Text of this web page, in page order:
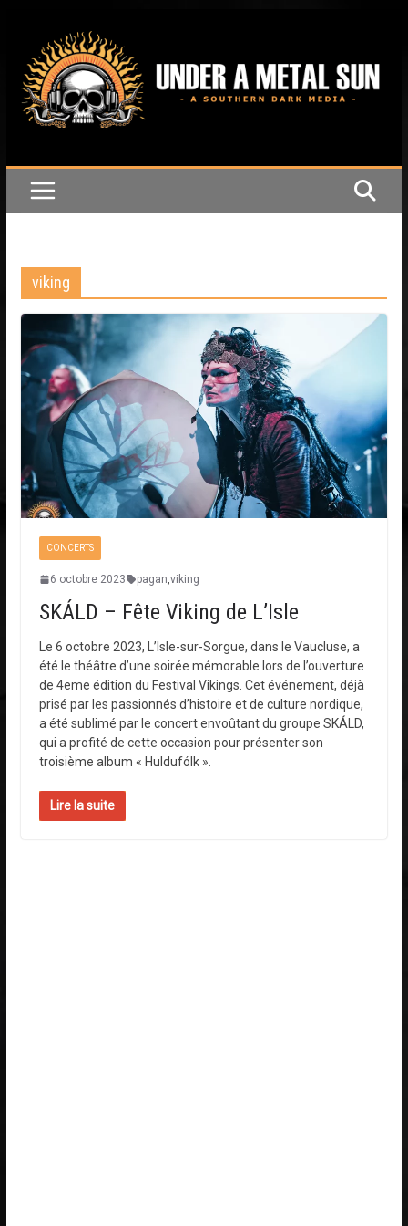
contenu
viking
CONCERTS
6 octobre 2023 pagan,viking
SKÁLD – Fête Viking de L’Isle
Le 6 octobre 2023, L’Isle-sur-Sorgue, dans le Vaucluse, a
été le théâtre d’une soirée mémorable lors de l’ouverture
de 4eme édition du Festival Vikings. Cet événement, déjà
prisé par les passionnés d’histoire et de culture nordique,
a été sublimé par le concert envoûtant du groupe SKÁLD,
qui a profité de cette occasion pour présenter son
troisième album « Huldufólk ».
Lire la suite